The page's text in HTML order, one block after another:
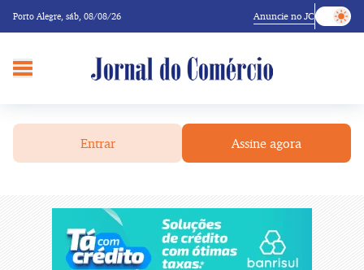
Porto Alegre, sáb, 08/08/26 Anuncie no JC
Entrar Assine agora